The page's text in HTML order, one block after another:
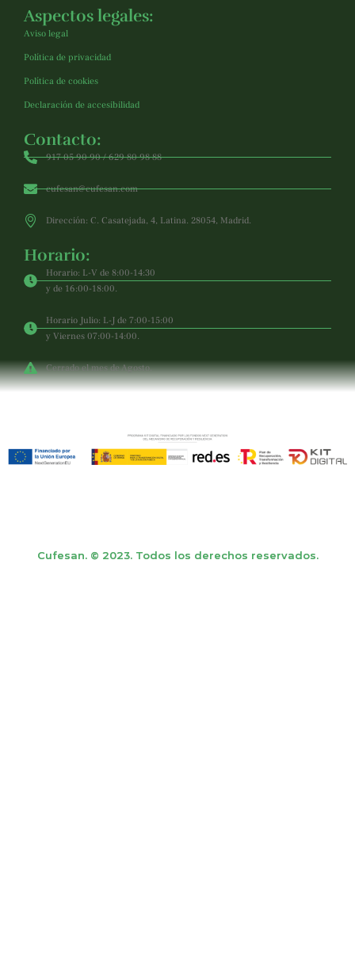
Aspectos legales:
Aviso legal
Política de privacidad
Política de cookies
Declaración de accesibilidad
Contacto:
917 05 90 90 / 629 80 98 88
cufesan@cufesan.com
Dirección: C. Casatejada, 4, Latina. 28054, Madrid.
Horario:
Horario: L-V de 8:00-14:30
y de 16:00-18:00.
Horario Julio: L-J de 7:00-15:00
y Viernes 07:00-14:00.
Cerrado el mes de Agosto.
Cufesan. © 2023. Todos los derechos reservados.